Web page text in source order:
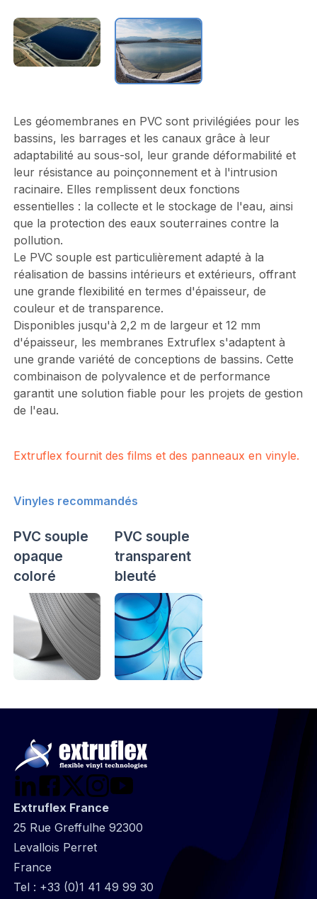
Les géomembranes en PVC sont privilégiées pour les
bassins, les barrages et les canaux grâce à leur
adaptabilité au sous-sol, leur grande déformabilité et
leur résistance au poinçonnement et à l'intrusion
racinaire. Elles remplissent deux fonctions
essentielles : la collecte et le stockage de l'eau, ainsi
que la protection des eaux souterraines contre la
pollution.
Le PVC souple est particulièrement adapté à la
réalisation de bassins intérieurs et extérieurs, offrant
une grande flexibilité en termes d'épaisseur, de
couleur et de transparence.
Disponibles jusqu'à 2,2 m de largeur et 12 mm
d'épaisseur, les membranes Extruflex s'adaptent à
une grande variété de conceptions de bassins. Cette
combinaison de polyvalence et de performance
garantit une solution fiable pour les projets de gestion
de l'eau.
Extruflex fournit des films et des panneaux en vinyle.
Vinyles recommandés
PVC souple
opaque
coloré
PVC souple
transparent
bleuté
Extruflex France
25 Rue Greffulhe 92300
Levallois Perret
France
Tel : +33 (0)1 41 49 99 30